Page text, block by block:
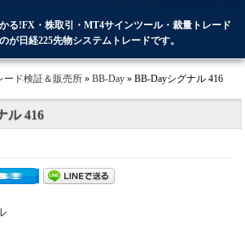
る!FX・株取引・MT4サインツール・裁量トレード
が日経225先物システムトレードです。
ード検証＆販売所 »BB-Day » BB-Dayシグナル 416
ル 416